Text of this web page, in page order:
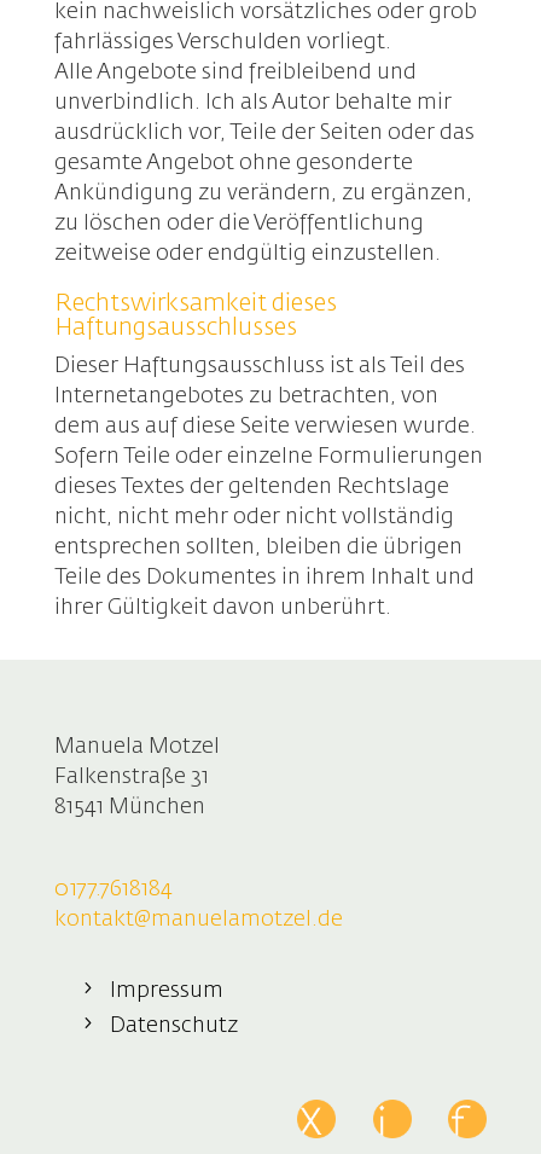
kein nachweislich vorsätzliches oder grob
fahrlässiges Verschulden vorliegt.
Alle Angebote sind freibleibend und
unverbindlich. Ich als Autor behalte mir
ausdrücklich vor, Teile der Seiten oder das
gesamte Angebot ohne gesonderte
Ankündigung zu verändern, zu ergänzen,
zu löschen oder die Veröffentlichung
zeitweise oder endgültig einzustellen.
Rechtswirksamkeit dieses
Haftungsausschlusses
Dieser Haftungsausschluss ist als Teil des
Internetangebotes zu betrachten, von
dem aus auf diese Seite verwiesen wurde.
Sofern Teile oder einzelne Formulierungen
dieses Textes der geltenden Rechtslage
nicht, nicht mehr oder nicht vollständig
entsprechen sollten, bleiben die übrigen
Teile des Dokumentes in ihrem Inhalt und
ihrer Gültigkeit davon unberührt.
Manuela Motzel
Falkenstraße 31
81541 München
0177.7618184
kontakt@manuelamotzel.de
Impressum
Datenschutz